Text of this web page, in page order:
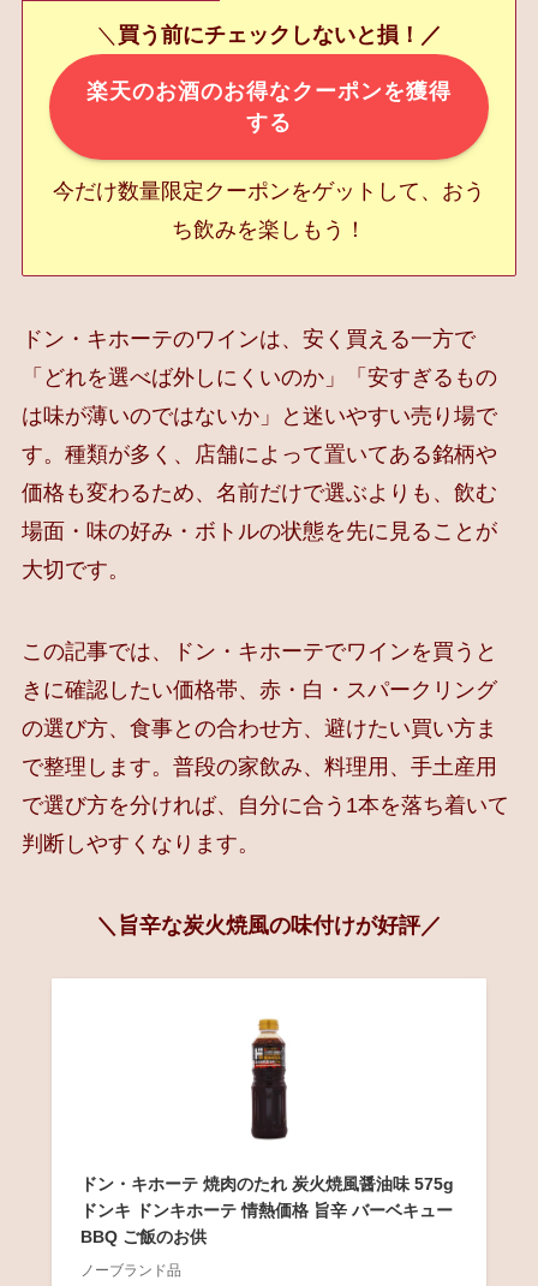
＼ 買う前にチェックしないと損！／
楽天のお酒のお得なクーポンを獲得
する
今だけ数量限定クーポンをゲットして、おう
ち飲みを楽しもう！
ドン・キホーテのワインは、安く買える一方で
「どれを選べば外しにくいのか」「安すぎるもの
は味が薄いのではないか」と迷いやすい売り場で
す。種類が多く、店舗によって置いてある銘柄や
価格も変わるため、名前だけで選ぶよりも、飲む
場面・味の好み・ボトルの状態を先に見ることが
大切です。
この記事では、ドン・キホーテでワインを買うと
きに確認したい価格帯、赤・白・スパークリング
の選び方、食事との合わせ方、避けたい買い方ま
で整理します。普段の家飲み、料理用、手土産用
で選び方を分ければ、自分に合う1本を落ち着いて
判断しやすくなります。
＼旨辛な炭火焼風の味付けが好評／
ドン・キホーテ 焼肉のたれ 炭火焼風醤油味 575g
ドンキ ドンキホーテ 情熱価格 旨辛 バーベキュー
BBQ ご飯のお供
ノーブランド品